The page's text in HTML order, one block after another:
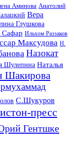
Аминова Анатолий
Вера
Глушкова
Ильхом Раззаков
Максудова Н.
Назокат
Шулепина Наталья
Шакирова
С.Шукуров
пресс
Гентшке